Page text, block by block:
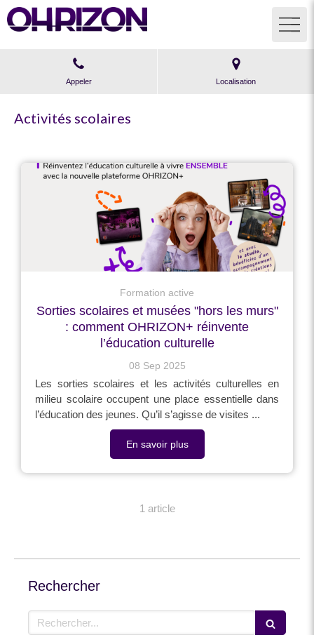
Appeler Localisation
Activités scolaires
Formation active
Sorties scolaires et musées "hors les murs"
: comment OHRIZON+ réinvente
l’éducation culturelle
08 Sep 2025
Les sorties scolaires et les activités culturelles en
milieu scolaire occupent une place essentielle dans
l’éducation des jeunes. Qu’il s’agisse de visites ...
En savoir plus
1 article
Rechercher
Rechercher